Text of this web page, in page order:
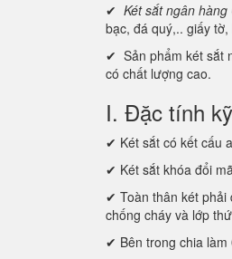
✔ Két sắt ngân
bạc, đá quý,.. giấy
✔ Sản phẩm két sắt
có chất lượng cao.
I. Đặc tính
✔ Két sắt có kết cấu
✔ Két sắt khóa đổi
✔ Toàn thân két phải
chống cháy và lớp
✔ Bên trong chia làm